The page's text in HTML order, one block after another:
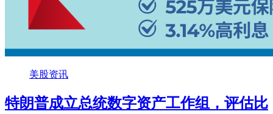
美股资讯
特朗普成立总统数字资产工作组，评估比